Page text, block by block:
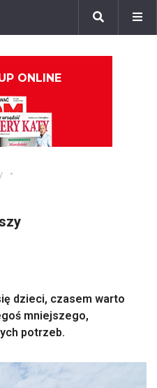
ONLINE
dzieci, czasem warto
mniejszego,
potrzeb.